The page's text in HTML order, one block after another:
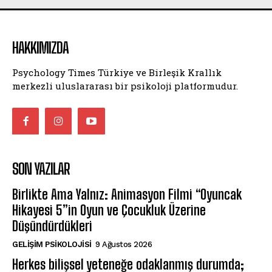
HAKKIMIZDA
Psychology Times Türkiye ve Birleşik Krallık
merkezli uluslararası bir psikoloji platformudur.
SON YAZILAR
Birlikte Ama Yalnız: Animasyon Filmi “Oyuncak
Hikayesi 5”in Oyun ve Çocukluk Üzerine
Düşündürdükleri
GELIŞIM PSIKOLOJISI 9 Ağustos 2026
Herkes bilişsel yeteneğe odaklanmış durumda;